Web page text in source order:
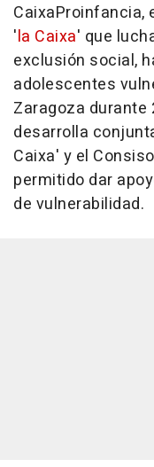
CaixaProinfancia,
'la Caixa' que
exclusión social,
adolescentes
Zaragoza durante
desarrolla
Caixa' y el
permitido dar
de vulnerabilidad.